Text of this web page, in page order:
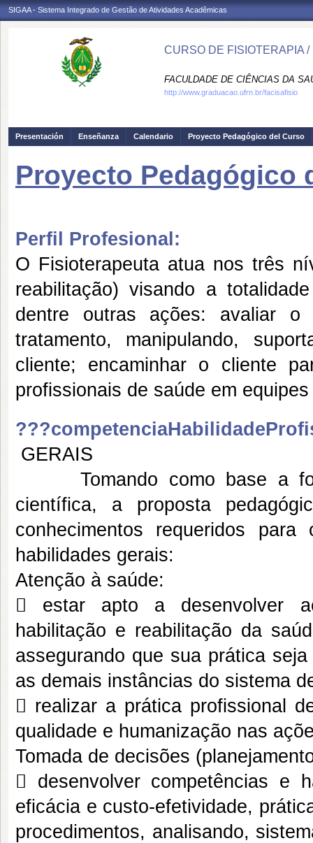
SIGAA - Sistema Integrado de Gestão de Atividades Acadêmicas
CURSO DE FISIOTERAPIA /
FACULDADE DE CIÊNCIAS DA
http://www.graduacao.ufrn.br/facisafisio
Presentación Enseñanza Calendario Proyecto Pedagógico del Curso
Proyecto Pedagógico
Perfil Profesional:
O Fisioterapeuta atua nos três
reabilitação) visando a
dentre outras ações: avaliar o
tratamento, manipulando,
cliente; encaminhar o cliente
profissionais de saúde em
GERAIS
Tomando como base a
científica, a proposta
conhecimentos requeridos
habilidades gerais:
Atenção à saúde:
 estar apto a desenvolver
habilitação e reabilitação da
assegurando que sua prática
as demais instâncias do sistema
 realizar a prática profissional
qualidade e humanização nas
Tomada de decisões
 desenvolver competências e
eficácia e custo-efetividade,
procedimentos, analisando,